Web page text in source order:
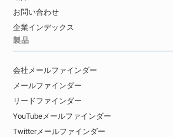
お問い合わせ
企業インデックス
製品
会社メールファインダー
メールファインダー
リードファインダー
YouTubeメールファインダー
Twitterメールファインダー